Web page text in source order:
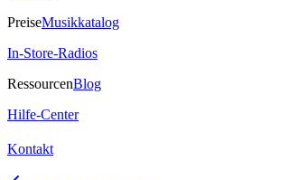
PreiseMusikkatalog
In-Store-Radios
RessourcenBlog
Hilfe-Center
Kontakt